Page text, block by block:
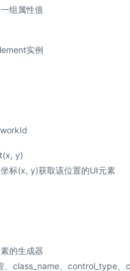
组属性值
实例
y)
标(x, y)获取该位置的UI元素
的生成器
、class_name、control_type